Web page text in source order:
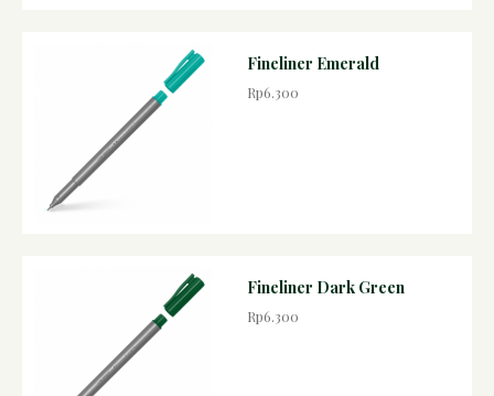
Fineliner Emerald
Rp6.300
Fineliner Dark Green
Rp6.300